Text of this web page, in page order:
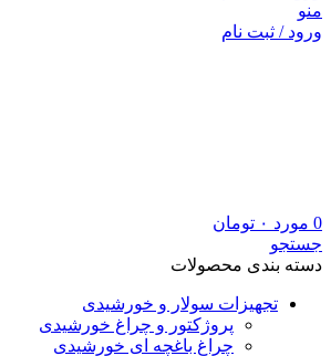
منو
ورود / ثبت نام
0 مورد ۰ تومان
جستجو
دسته بندی محصولات
تجهیزات سولار و خورشیدی
پروژکتور و چراغ خورشیدی
چراغ باغچه ای خورشیدی